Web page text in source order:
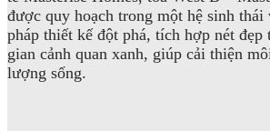
được quy hoạch trong một hệ sinh
pháp thiết kế đột phá, tích hợp nét đẹp
gian cảnh quan xanh, giúp cải thiện
lượng sống.